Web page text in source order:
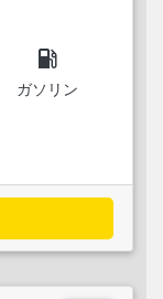
local_gas_station
ガソリン